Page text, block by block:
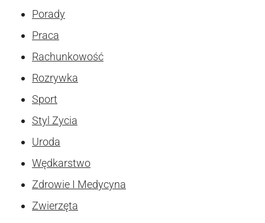
Porady
Praca
Rachunkowość
Rozrywka
Sport
Styl Zycia
Uroda
Wędkarstwo
Zdrowie I Medycyna
Zwierzęta